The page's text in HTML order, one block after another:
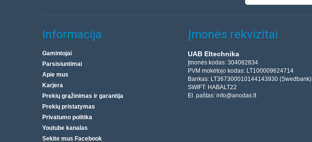
Informacija
Gamintojai
Parsisiuntimai
Apie mus
Karjera
Prekių grąžinimas ir garantija
Prekių pristatymas
Privatumo politika
Youtube kanalas
Sekite mus Facebook
Įmonės rekvizitai
UAB Eltechnika
Įmonės kodas: 304082834
PVM mokėtojo kodas: LT100009624714
Bankas: LT367300010144143930 (Swedbank)
SWIFT: HABALT22
El. paštas: info@anodas.lt